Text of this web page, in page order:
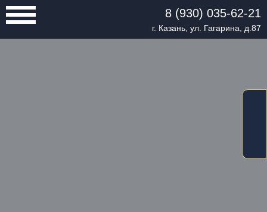
8 (930) 035-62-21
г. Казань, ул. Гагарина, д.87